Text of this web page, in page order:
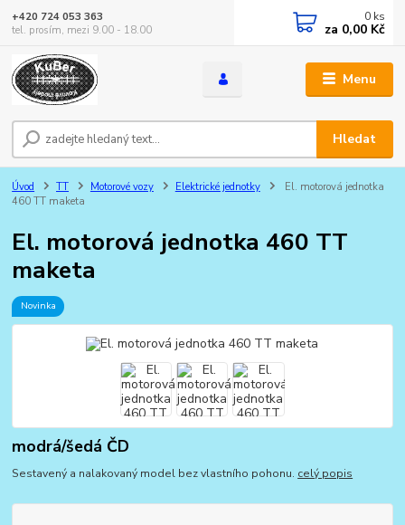
Menu
Hledat
+420 724 053 363
tel. prosím, mezi 9.00 - 18.00
0 ks
za 0,00 Kč
Úvod TT Motorové vozy Elektrické jednotky
El. motorová jednotka
460 TT maketa
El. motorová jednotka 460 TT
maketa
Novinka
modrá/šedá ČD
Sestavený a nalakovaný model bez vlastního pohonu. celý popis